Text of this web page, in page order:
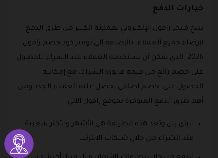
خيارات الدفع
يتيح متجر زافول الإلكتروني لعملائه الكثير من طرق الدفع
لإرضاء جميع العملاء، بالإضافة إلى توفير كود خصم زافول
2026 الذي يمكن أن يستخدمه العملاء عند الشراء للحصول
على خصم رائع من قيمة فاتورة الشراء، مع إمكانية
الحصول على خصم إضافي يحصل عليه العملاء الجدد ومن
أهم طرق الدفع المتوفرة بموقع زافول الآتي:
الباي بال وتعد هذه الطريقة هي الأشهر والأكثر شعبية
عند الشراء من خلال شبكات الانترنت.